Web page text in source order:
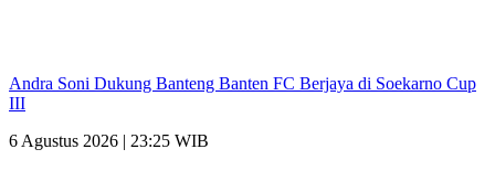
Andra Soni Dukung Banteng Banten FC Berjaya di Soekarno Cup
III
6 Agustus 2026 | 23:25 WIB